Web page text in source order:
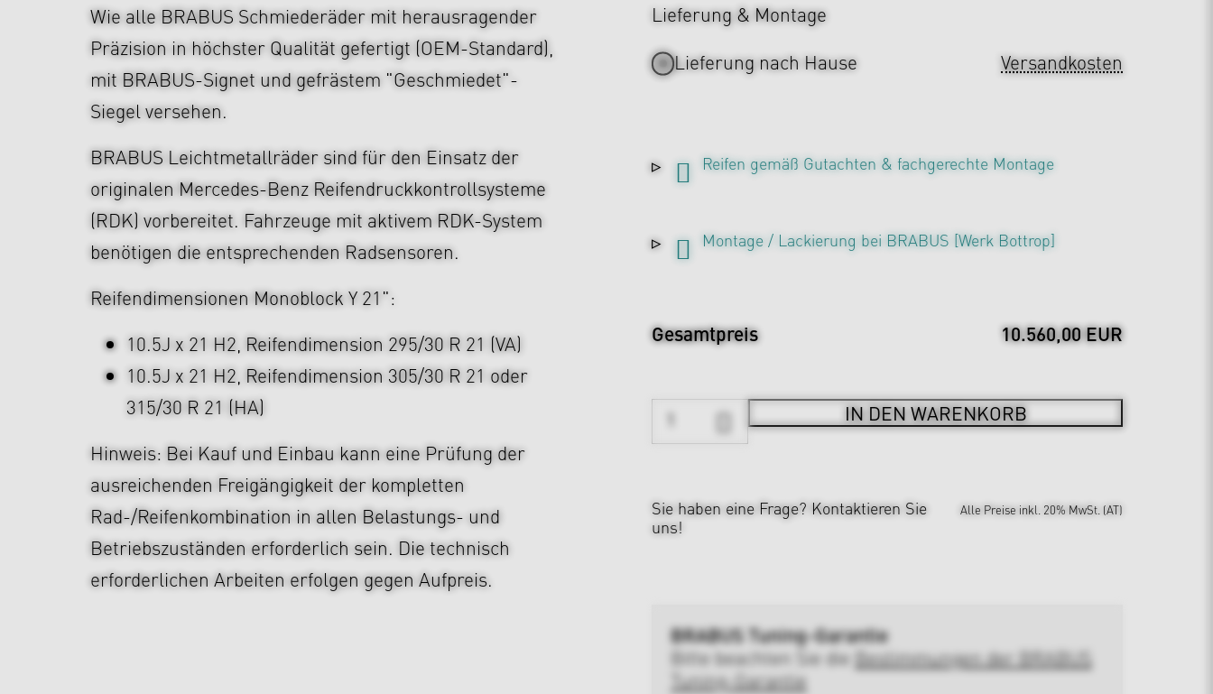
Wie alle BRABUS Schmiederäder mit herausragender
Präzision in höchster Qualität gefertigt (OEM-Standard),
mit BRABUS-Signet und gefrästem "Geschmiedet"-
Siegel versehen.
BRABUS Leichtmetallräder sind für den Einsatz der
originalen Mercedes-Benz Reifendruckkontrollsysteme
(RDK) vorbereitet. Fahrzeuge mit aktivem RDK-System
benötigen die entsprechenden Radsensoren.
Reifendimensionen Monoblock Y 21":
10.5J x 21 H2, Reifendimension 295/30 R 21 (VA)
10.5J x 21 H2, Reifendimension 305/30 R 21 oder
315/30 R 21 (HA)
Hinweis: Bei Kauf und Einbau kann eine Prüfung der
ausreichenden Freigängigkeit der kompletten
Rad-/Reifenkombination in allen Belastungs- und
Betriebszuständen erforderlich sein. Die technisch
erforderlichen Arbeiten erfolgen gegen Aufpreis.
Lieferung & Montage
Lieferung nach Hause
Versandkosten
Reifen gemäß Gutachten & fachgerechte Montage
Montage / Lackierung bei BRABUS [Werk Bottrop]
Gesamtpreis 10.560,00 EUR
IN DEN WARENKORB
Sie haben eine Frage? Kontaktieren Sie
uns!
Alle Preise inkl. 20% MwSt. (AT)
BRABUS Tuning-Garantie
Bitte beachten Sie die Bestimmungen der BRABUS
Tuning-Garantie